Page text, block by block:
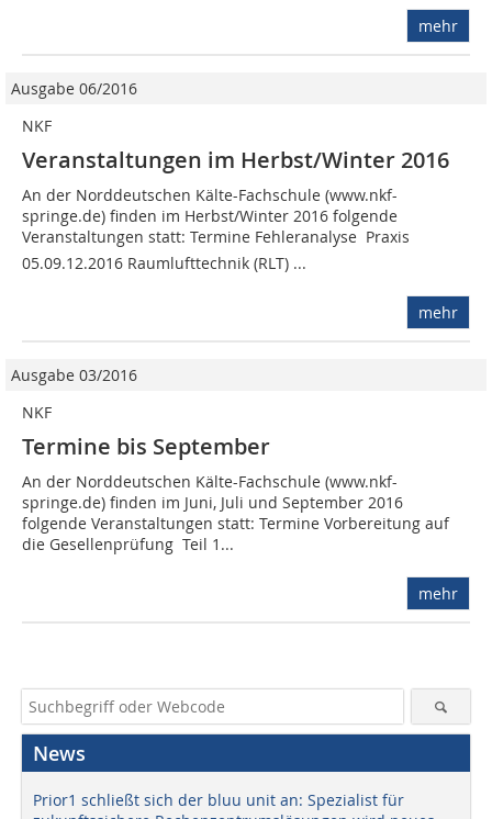
mehr
Ausgabe 06/2016
NKF
Veranstaltungen im Herbst/Winter 2016
An der Norddeutschen Kälte-Fachschule (www.nkf-
springe.de) finden im Herbst/Winter 2016 folgende
Veranstaltungen statt: Termine Fehleranalyse  Praxis
05.09.12.2016 Raumlufttechnik (RLT) ...
mehr
Ausgabe 03/2016
NKF
Termine bis September
An der Norddeutschen Kälte-Fachschule (www.nkf-
springe.de) finden im Juni, Juli und September 2016
folgende Veranstaltungen statt: Termine Vorbereitung auf
die Gesellenprüfung  Teil 1...
mehr
News
Prior1 schließt sich der bluu unit an: Spezialist für